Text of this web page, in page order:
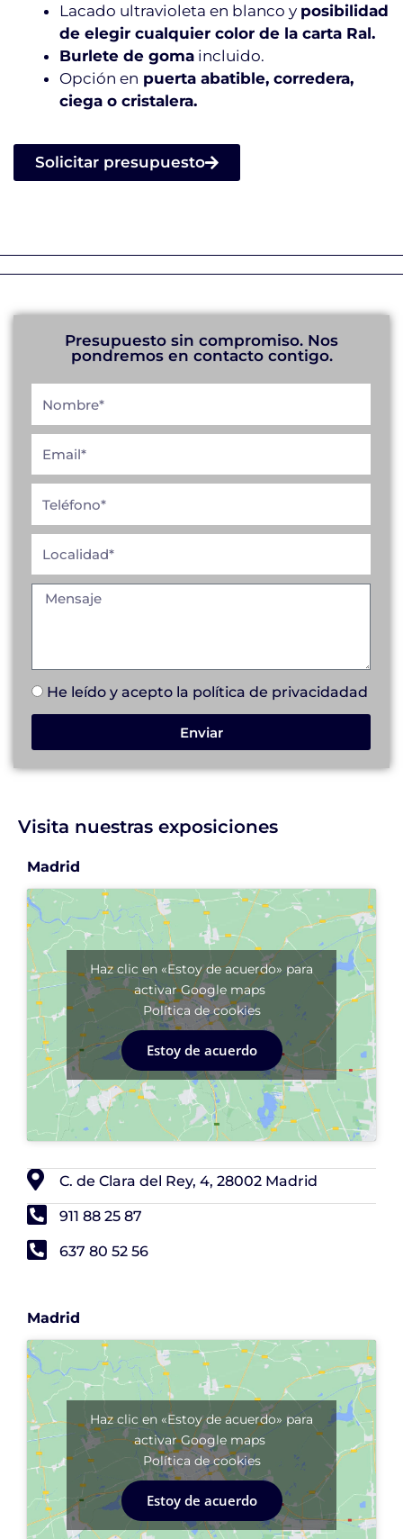
Lacado ultravioleta en blanco y posibilidad
de elegir cualquier color de la carta Ral.
Burlete de goma incluido.
Opción en puerta abatible, corredera,
ciega o cristalera.
Solicitar presupuesto
Presupuesto sin compromiso. Nos
pondremos en contacto contigo.
He leído y acepto la política de privacidadad
Enviar
Visita nuestras exposiciones
Madrid
Haz clic en «Estoy de acuerdo» para
activar Google maps
Política de cookies
Estoy de acuerdo
C. de Clara del Rey, 4, 28002 Madrid
911 88 25 87
637 80 52 56
Madrid
Haz clic en «Estoy de acuerdo» para
activar Google maps
Política de cookies
Estoy de acuerdo